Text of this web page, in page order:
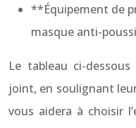
**Équipement de
masque anti-
Le tableau ci-
joint, en soulignant
vous aidera à choisir